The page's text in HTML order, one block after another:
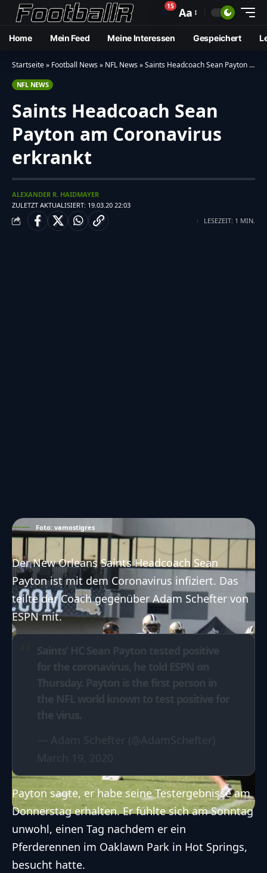
🔔15 Aa
Home Mein Feed Meine Interessen Gespeichert
Startseite» Football News» NFL News»Saints Headcoach Sean Payton am Coronavirus erkrankt
NFL NEWS
Saints Headcoach Sean
Payton am Coronavirus
erkrankt
ZULETZT AKTUALISIERT: 19.03.20 22:03
ALEXANDER R. HAIDMAYER
LESEZEIT: 1 MIN.
Foto: vamostigres
Der New Orleans Saints Headcoach Sean
Payton ist mit dem Coronavirus infiziert. Das
teilte der Coach gegenüber Adam Schefter von
ESPN mit.
Payton sagte, er habe seine Testergebnisse am
Donnerstag erhalten. Er fühlte sich am Sonntag
unwohl, einen Tag nachdem er ein
Pferderennen im Oaklawn Park in Hot Springs,
besucht hatte.